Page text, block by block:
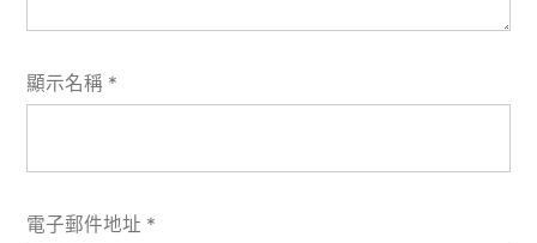
顯示名稱 *
電子郵件地址 *